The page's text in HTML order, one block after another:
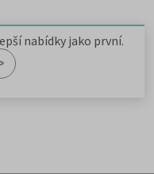
nabídky jako první.